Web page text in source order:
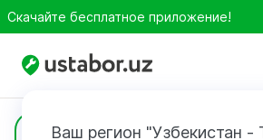
Скачайте бесплатное приложение!
Ваш регион "Узбекистан -